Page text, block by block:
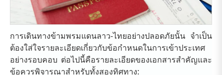
การเดินทางข้ามพรมแดนลาว-ไทยอย่างปลอดภัยนั้น จำเป็น
ต้องใส่ใจรายละเอียดเกี่ยวกับข้อกำหนดในการเข้าประเทศ
อย่างรอบคอบ ต่อไปนี้คือรายละเอียดของเอกสารสำคัญและ
ข้อควรพิจารณาสำหรับทั้งสองทิศทาง: